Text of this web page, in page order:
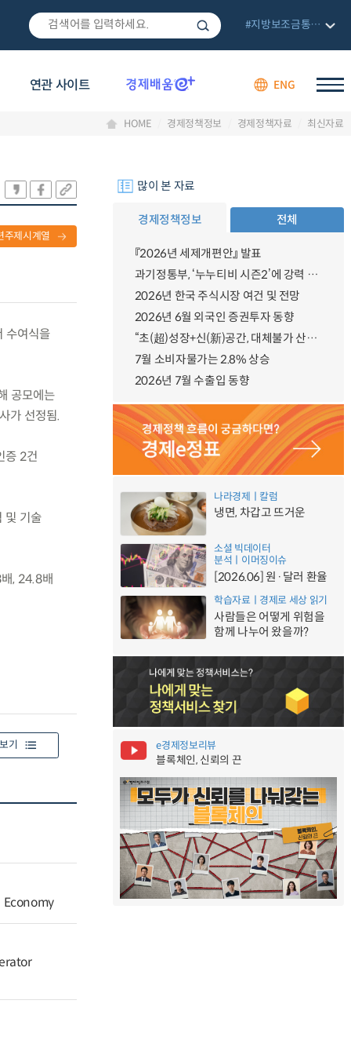
연관 사이트 ENG
#지방보조금통합관리망
HOME 경제정책정보 경제정책자료 최신자료
주제시계열
수여식을
공모에는
가 선정됨.
증 2건
및 기술
, 24.8배
기
많이 본 자료
경제정책정보 전체
『2026년 세제개편안』 발표
과기정통부, ‘누누티비 시즌2’에 강력 대응 의지 밝혀
2026년 한국 주식시장 여건 및 전망
2026년 6월 외국인 증권투자 동향
“초(超)성장+신(新)공간, 대체불가 산업강국”
7월 소비자물가는 2.8% 상승
2026년 7월 수출입 동향
나라경제ㅣ칼럼
냉면, 차갑고 뜨거운
소셜 빅데이터
분석ㅣ이머징이슈
[2026.06] 원·달러 환율
학습자료ㅣ경제로 세상 읽기
사람들은 어떻게 위험을
함께 나누어 왔을까?
e경제정보리뷰
블록체인, 신뢰의 끈